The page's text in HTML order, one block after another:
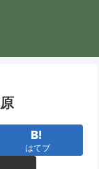
はてブ